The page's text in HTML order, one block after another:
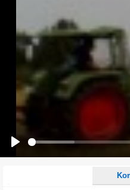
E-Mail-Adresse (optional):
Alle HTML-Tags außer <br>, <strike> und
URLs werden automatisch umgewandelt.
Ich möchte eine E-Mail, wenn